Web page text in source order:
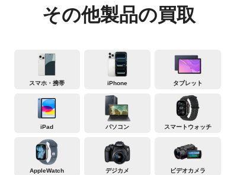
その他製品の買取
スマホ・携帯 iPhone タブレット
iPad パソコン スマートウォッチ
AppleWatch デジカメ ビデオカメラ